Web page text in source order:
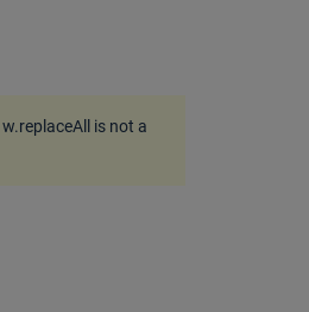
w.replaceAll is not a